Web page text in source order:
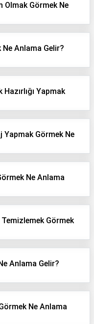
Olmak Görmek Ne
Anlama Gelir?
Hazırlığı Yapmak
Yapmak Görmek Ne
Ne Anlama
Görmek
Anlama Gelir?
Ne Anlama